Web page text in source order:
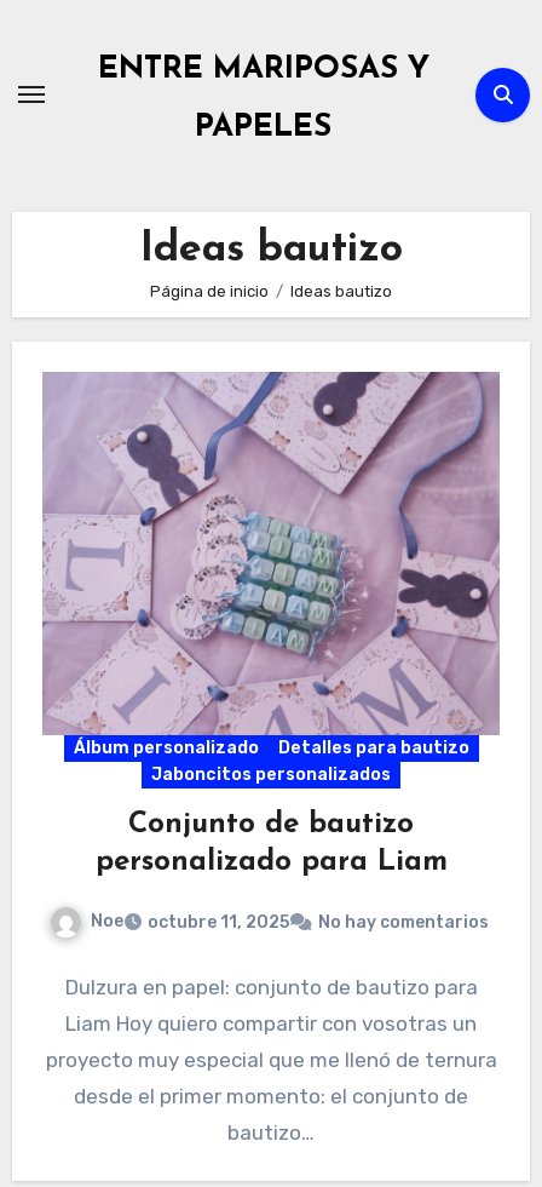
contenido
ENTRE MARIPOSAS Y
PAPELES
Ideas bautizo
Página de inicio Ideas bautizo
Álbum personalizado
Detalles para bautizo
Jaboncitos personalizados
Conjunto de bautizo
personalizado para Liam
Noe octubre 11, 2025 No hay comentarios
Dulzura en papel: conjunto de bautizo para
Liam Hoy quiero compartir con vosotras un
proyecto muy especial que me llenó de ternura
desde el primer momento: el conjunto de
bautizo…